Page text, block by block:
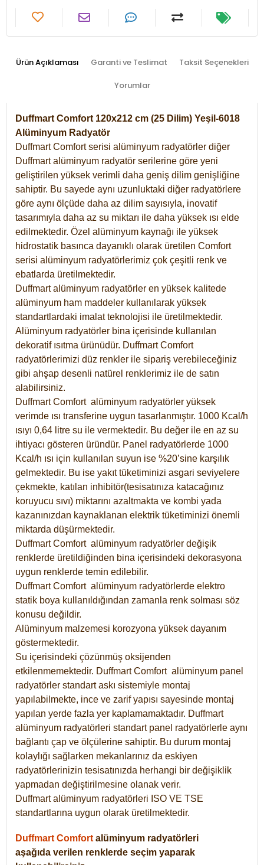
Ürün Açıklaması Garanti ve Teslimat Taksit Seçenekleri
Yorumlar
Duffmart Comfort 120x212 cm (25 Dilim) Yeşil-6018
Alüminyum Radyatör
Duffmart Comfort serisi alüminyum radyatörler diğer
Duffmart alüminyum radyatör serilerine göre yeni
geliştirilen yüksek verimli daha geniş dilim genişliğine
sahiptir. Bu sayede aynı uzunluktaki diğer radyatörlere
göre aynı ölçüde daha az dilim sayısıyla, inovatif
tasarımıyla daha az su miktarı ile daha yüksek ısı elde
edilmektedir. Özel alüminyum kaynağı ile yüksek
hidrostatik basınca dayanıklı olarak üretilen Comfort
serisi alüminyum radyatörlerimiz çok çeşitli renk ve
ebatlarda üretilmektedir.
Duffmart alüminyum radyatörler en yüksek kalitede
alüminyum ham maddeler kullanılarak yüksek
standartlardaki imalat teknolojisi ile üretilmektedir.
Alüminyum radyatörler bina içerisinde kullanılan
dekoratif ısıtma ürünüdür. Duffmart Comfort
radyatörlerimizi düz renkler ile sipariş verebileceğiniz
gibi ahşap desenli natürel renklerimiz ile de satın
alabilirsiniz.
Duffmart Comfort alüminyum radyatörler yüksek
verimde ısı transferine uygun tasarlanmıştır. 1000 Kcal/h
ısıyı 0,64 litre su ile vermektedir. Bu değer ile en az su
ihtiyacı gösteren üründür. Panel radyatörlerde 1000
Kcal/h ısı için kullanılan suyun ise %20’sine karşılık
gelmektedir. Bu ise yakıt tüketiminizi asgari seviyelere
çekmekte, katılan inhibitör(tesisatınıza katacağınız
koruyucu sıvı) miktarını azaltmakta ve kombi yada
kazanınızdan kaynaklanan elektrik tüketiminizi önemli
miktarda düşürmektedir.
Duffmart Comfort alüminyum radyatörler değişik
renklerde üretildiğinden bina içerisindeki dekorasyona
uygun renklerde temin edilebilir.
DuffmartComfort alüminyum radyatörlerde elektro
statik boya kullanıldığından zamanla renk solması söz
konusu değildir.
Alüminyum malzemesi korozyona yüksek dayanım
göstermektedir.
Su içerisindeki çözünmüş oksijenden
etkilenmemektedir. DuffmartComfort alüminyum panel
radyatörler standart askı sistemiyle montaj
yapılabilmekte, ince ve zarif yapısı sayesinde montaj
yapılan yerde fazla yer kaplamamaktadır. Duffmart
alüminyum radyatörleri standart panel radyatörlerle aynı
bağlantı çap ve ölçülerine sahiptir. Bu durum montaj
kolaylığı sağlarken mekanlarınız da eskiyen
radyatörlerinizin tesisatınızda herhangi bir değişiklik
yapmadan değiştirilmesine olanak verir.
Duffmart alüminyum radyatörleri ISO VE TSE
standartlarına uygun olarak üretilmektedir.
Duffmart Comfort alüminyum radyatörleri
aşağıda verilen renklerde seçim yaparak